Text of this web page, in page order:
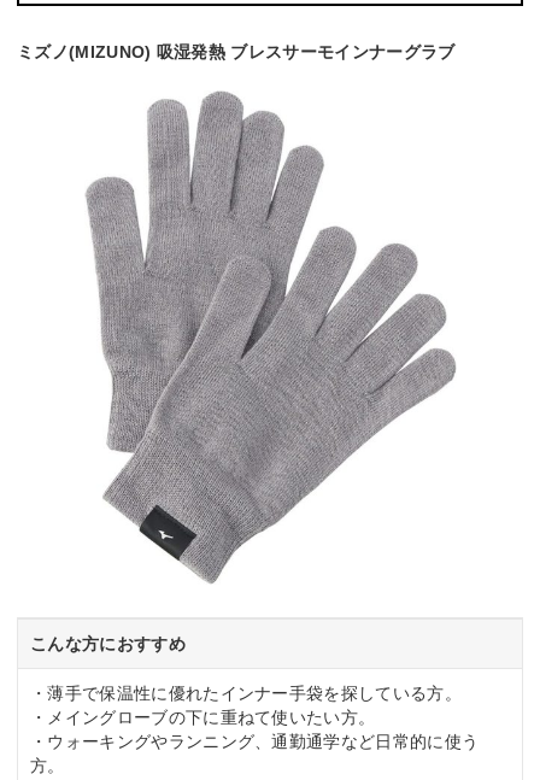
ミズノ(MIZUNO) 吸湿発熱 ブレスサーモインナーグラブ
こんな方におすすめ
・薄手で保温性に優れたインナー手袋を探している方。
・メイングローブの下に重ねて使いたい方。
・ウォーキングやランニング、通勤通学など日常的に使う
方。